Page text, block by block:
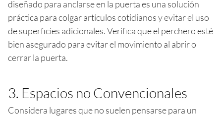
diseñado para anclarse en la puerta es una solución
práctica para colgar artículos cotidianos y evitar el uso
de superficies adicionales. Verifica que el perchero esté
bien asegurado para evitar el movimiento al abrir o
cerrar la puerta.
3. Espacios no Convencionales
Considera lugares que no suelen pensarse para un